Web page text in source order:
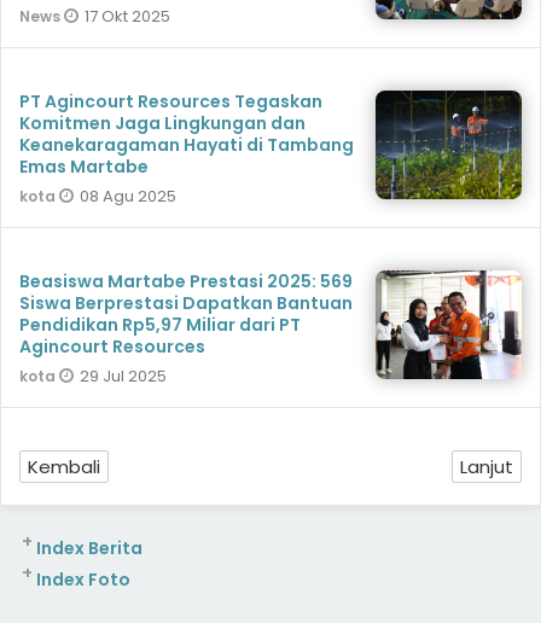
News 17 Okt 2025
PT Agincourt Resources Tegaskan
Komitmen Jaga Lingkungan dan
Keanekaragaman Hayati di Tambang
Emas Martabe
kota 08 Agu 2025
Beasiswa Martabe Prestasi 2025: 569
Siswa Berprestasi Dapatkan Bantuan
Pendidikan Rp5,97 Miliar dari PT
Agincourt Resources
kota 29 Jul 2025
Kembali Lanjut
Index Berita
+
Index Foto
+